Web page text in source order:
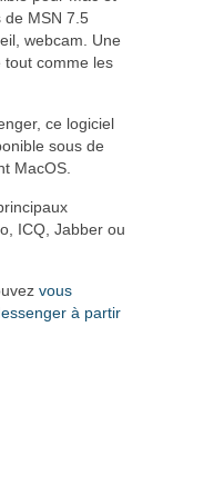
de MSN 7.5
webcam. Une
tout comme les
ce logiciel
sous de
MacOS.
ICQ, Jabber ou
vous
à partir